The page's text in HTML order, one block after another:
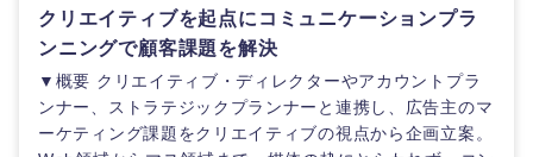
クリエイティブを起点にコミュニケーションプラ
ンニングで顧客課題を解決
▼概要 クリエイティブ・ディレクターやアカウントプラ
ンナー、ストラテジックプランナーと連携し、広告主のマ
ーケティング課題をクリエイティブの視点から企画立案。